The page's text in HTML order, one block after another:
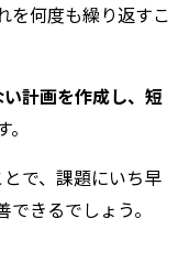
を何度も繰り返すこ
計画を作成し、短
で、課題にいち早
きるでしょう。